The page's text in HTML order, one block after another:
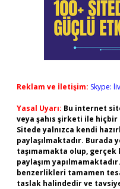
Reklam ve İletişim: Skype:
Yasal Uyarı: Bu internet
veya şahıs şirketi ile hiçbir
Sitede yalnızca kendi
paylaşılmaktadır.
taşımamakta olup,
paylaşım
benzerlikleri tamamen
taslak halindedir ve